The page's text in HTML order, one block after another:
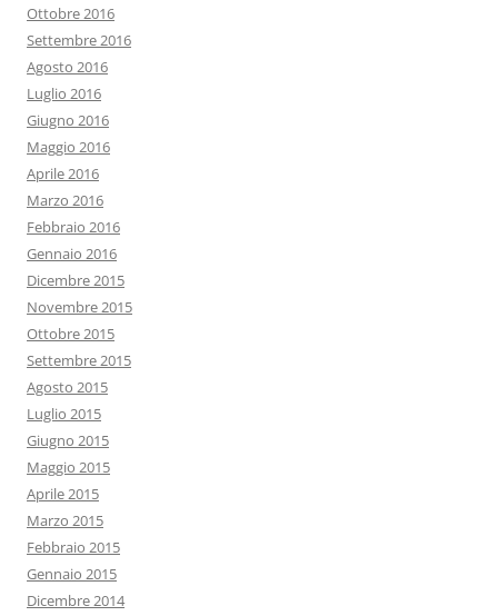
Ottobre 2016
Settembre 2016
Agosto 2016
Luglio 2016
Giugno 2016
Maggio 2016
Aprile 2016
Marzo 2016
Febbraio 2016
Gennaio 2016
Dicembre 2015
Novembre 2015
Ottobre 2015
Settembre 2015
Agosto 2015
Luglio 2015
Giugno 2015
Maggio 2015
Aprile 2015
Marzo 2015
Febbraio 2015
Gennaio 2015
Dicembre 2014